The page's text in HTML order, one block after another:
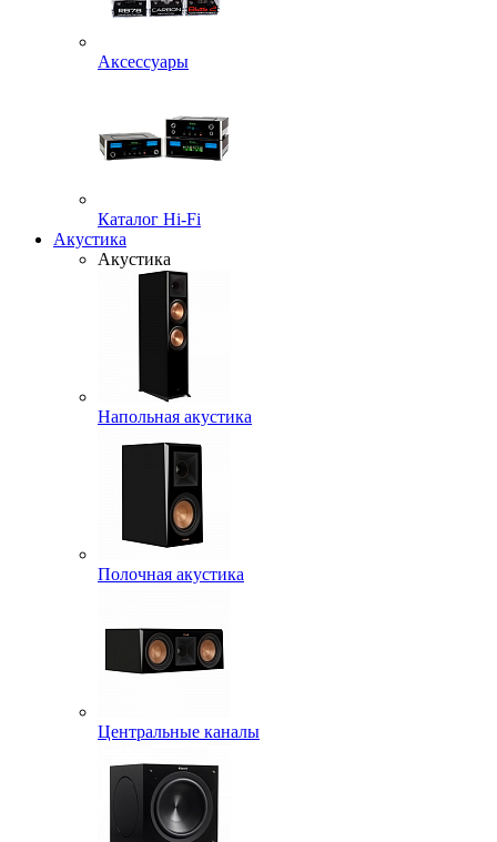
Аксессуары
Каталог Hi-Fi
Акустика
Акустика
Напольная акустика
Полочная акустика
Центральные каналы